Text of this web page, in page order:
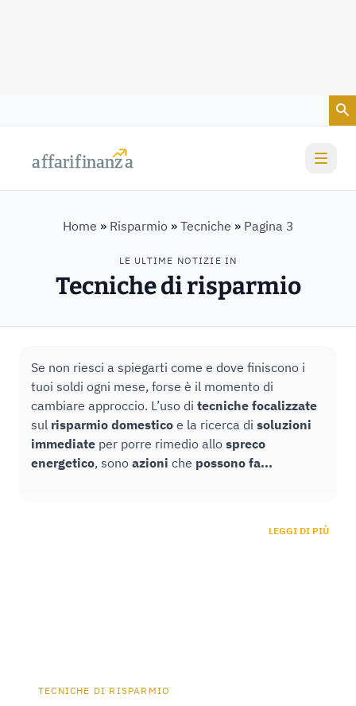
affarifinanza
affarifinanza
LE ULTIME NOTIZIE IN
Tecniche di risparmio
Home » Risparmio» Tecniche » Pagina 3
Se non riesci a spiegarti come e dove finiscono i
tuoi soldi ogni mese, forse è il momento di
cambiare approccio. L’uso di tecniche focalizzate
sul risparmio domestico e la ricerca di soluzioni
immediate per porre rimedio allo spreco
energetico, sono azioni che possono fa...
LEGGI DI PIÙ
TECNICHE DI RISPARMIO